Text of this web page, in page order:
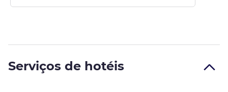
Serviços de hotéis